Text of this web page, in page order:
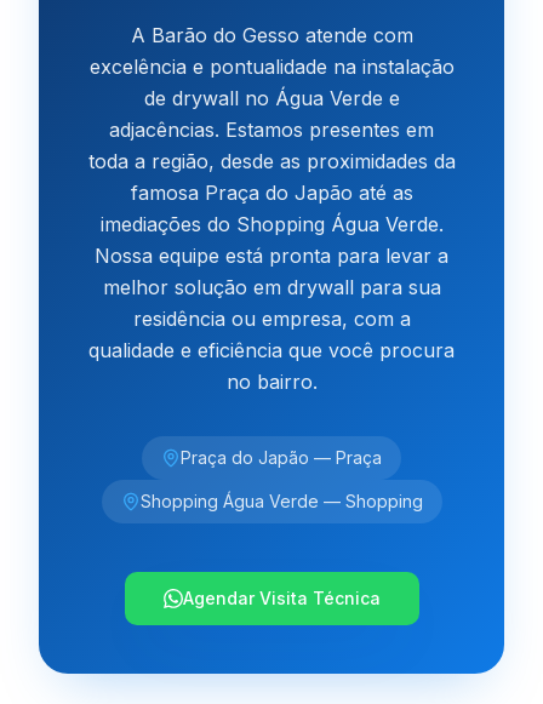
A Barão do Gesso atende com
excelência e pontualidade na instalação
de drywall no Água Verde e
adjacências. Estamos presentes em
toda a região, desde as proximidades da
famosa Praça do Japão até as
imediações do Shopping Água Verde.
Nossa equipe está pronta para levar a
melhor solução em drywall para sua
residência ou empresa, com a
qualidade e eficiência que você procura
no bairro.
Praça do Japão — Praça
Shopping Água Verde — Shopping
Agendar Visita Técnica